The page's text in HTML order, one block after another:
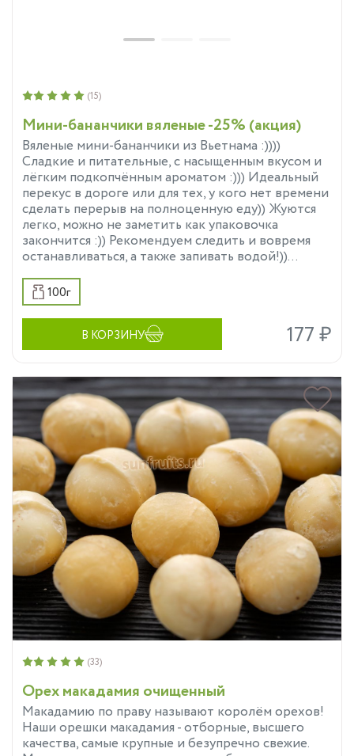
Мини-бананчики вяленые -25% (акция)
Вяленые мини-бананчики из Вьетнама :))))
Сладкие и питательные, с насыщенным вкусом и
лёгким подкопчённым ароматом :))) Идеальный
перекус в дороге или для тех, у кого нет времени
сделать перерыв на полноценную еду)) Жуются
легко, можно не заметить как упаковочка
закончится :)) Рекомендуем следить и вовремя
останавливаться, а также запивать водой!))...
(15)
100г
В КОРЗИНУ 177 ₽
Орех макадамия очищенный
Макадамию по праву называют королём орехов!
Наши орешки макадамия - отборные, высшего
качества, самые крупные и безупречно свежие.
(33)